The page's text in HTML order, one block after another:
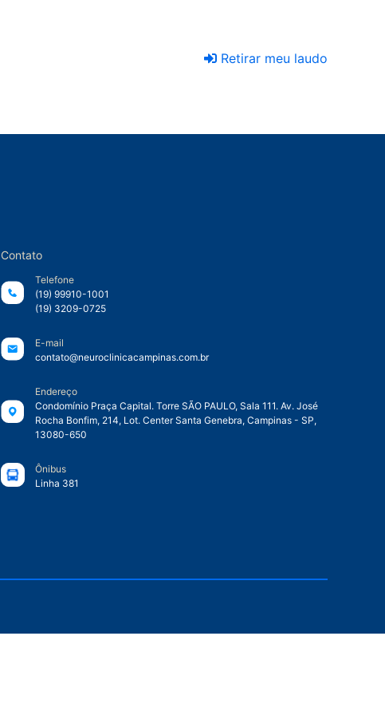
Retirar meu laudo
Contato
Telefone
(19) 99910-1001
(19) 3209-0725
E-mail
contato@neuroclinicacampinas.com.br
Endereço
Condomínio Praça Capital. Torre SÃO PAULO, Sala 111. Av. José
Rocha Bonfim, 214, Lot. Center Santa Genebra, Campinas - SP,
13080-650
Ônibus
Linha 381